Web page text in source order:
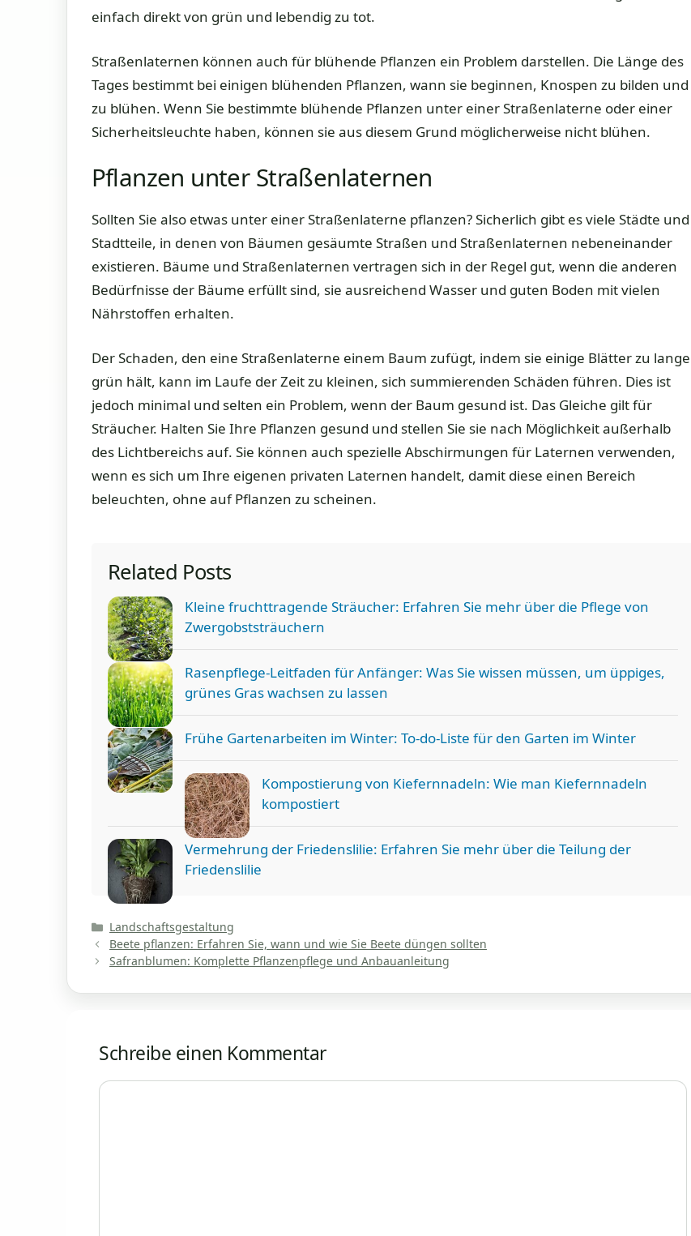
einfach direkt von grün und lebendig zu tot.
Straßenlaternen können auch für blühende Pflanzen ein Problem darstellen. Die Länge des
Tages bestimmt bei einigen blühenden Pflanzen, wann sie beginnen, Knospen zu bilden und
zu blühen. Wenn Sie bestimmte blühende Pflanzen unter einer Straßenlaterne oder einer
Sicherheitsleuchte haben, können sie aus diesem Grund möglicherweise nicht blühen.
Pflanzen unter Straßenlaternen
Sollten Sie also etwas unter einer Straßenlaterne pflanzen? Sicherlich gibt es viele Städte und
Stadtteile, in denen von Bäumen gesäumte Straßen und Straßenlaternen nebeneinander
existieren. Bäume und Straßenlaternen vertragen sich in der Regel gut, wenn die anderen
Bedürfnisse der Bäume erfüllt sind, sie ausreichend Wasser und guten Boden mit vielen
Nährstoffen erhalten.
Der Schaden, den eine Straßenlaterne einem Baum zufügt, indem sie einige Blätter zu lange
grün hält, kann im Laufe der Zeit zu kleinen, sich summierenden Schäden führen. Dies ist
jedoch minimal und selten ein Problem, wenn der Baum gesund ist. Das Gleiche gilt für
Sträucher. Halten Sie Ihre Pflanzen gesund und stellen Sie sie nach Möglichkeit außerhalb
des Lichtbereichs auf. Sie können auch spezielle Abschirmungen für Laternen verwenden,
wenn es sich um Ihre eigenen privaten Laternen handelt, damit diese einen Bereich
beleuchten, ohne auf Pflanzen zu scheinen.
Related Posts
Kleine fruchttragende Sträucher: Erfahren Sie mehr über die Pflege von
Zwergobststräuchern
Rasenpflege-Leitfaden für Anfänger: Was Sie wissen müssen, um üppiges,
grünes Gras wachsen zu lassen
Frühe Gartenarbeiten im Winter: To-do-Liste für den Garten im Winter
Kompostierung von Kiefernnadeln: Wie man Kiefernnadeln
kompostiert
Vermehrung der Friedenslilie: Erfahren Sie mehr über die Teilung der
Friedenslilie
Kategorien
Landschaftsgestaltung
Beete pflanzen: Erfahren Sie, wann und wie Sie Beete düngen sollten
Safranblumen: Komplette Pflanzenpflege und Anbauanleitung
Schreibe einen Kommentar
Kommentar